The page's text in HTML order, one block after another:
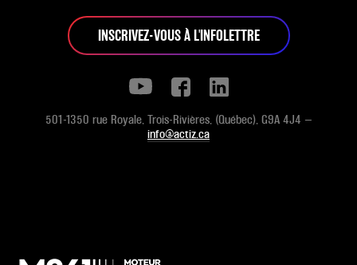
INSCRIVEZ-VOUS À L'INFOLETTRE
501-1350 rue Royale, Trois-Rivières, (Québec), G9A 4J4 —
info@actiz.ca